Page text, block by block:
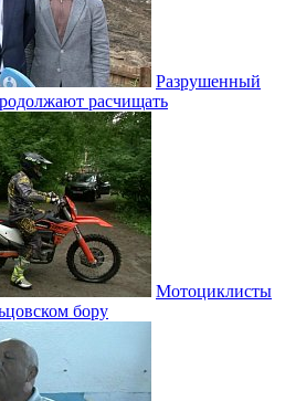
Разрушенный
расчищать
Мотоциклисты
бору